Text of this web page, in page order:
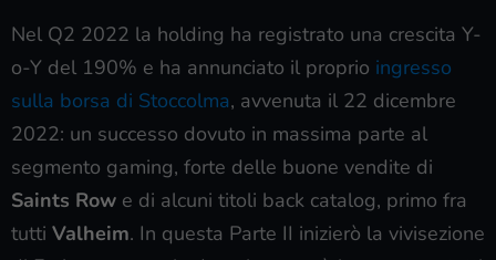
Nel Q2 2022 la holding ha registrato una crescita Y-
o-Y del 190% e ha annunciato il proprio ingresso
sulla borsa di Stoccolma, avvenuta il 22 dicembre
2022: un successo dovuto in massima parte al
segmento gaming, forte delle buone vendite di
Saints Row e di alcuni titoli back catalog, primo fra
tutti Valheim. In questa Parte II inizierò la vivisezione